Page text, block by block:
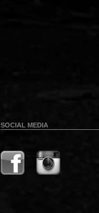
SOCIAL MEDIA